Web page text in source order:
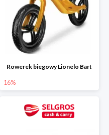
Rowerek biegowy Lionelo Bart
16%